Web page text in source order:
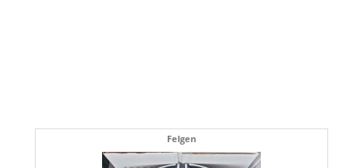
Felgen